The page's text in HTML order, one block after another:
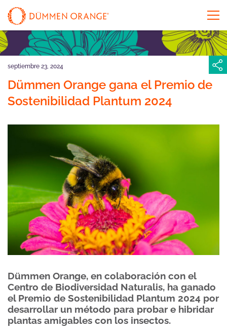
septiembre 23, 2024
Dümmen Orange gana el Premio de
Sostenibilidad Plantum 2024
Dümmen Orange, en colaboración con el
Centro de Biodiversidad Naturalis, ha ganado
el Premio de Sostenibilidad Plantum 2024 por
desarrollar un método para probar e hibridar
plantas amigables con los insectos.